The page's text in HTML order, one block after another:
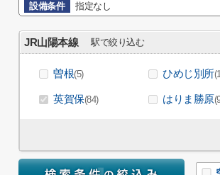
設備条件
指定なし
JR山陽本線 駅で絞り込む
曽根(5) ひめじ別所
英賀保(84) はりま勝原